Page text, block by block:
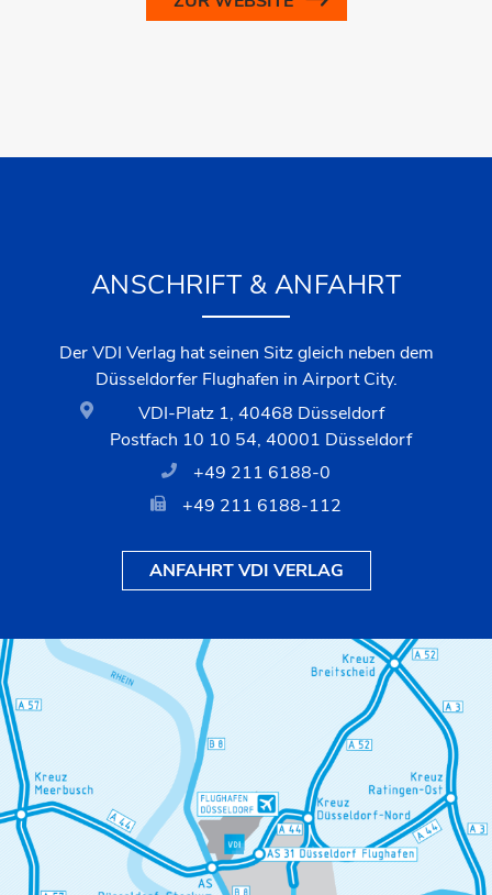
ANSCHRIFT & ANFAHRT
Der VDI Verlag hat seinen Sitz gleich neben dem
Düsseldorfer Flughafen in Airport City.
VDI-Platz 1, 40468 Düsseldorf
Postfach 10 10 54, 40001 Düsseldorf
+49 211 6188-0
+49 211 6188-112
ANFAHRT VDI VERLAG